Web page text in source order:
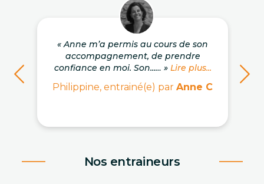
« Anne m’a permis au cours de son
accompagnement, de prendre
confiance en moi. Son...… » Lire plus...
Philippine, entrainé(e) par Anne C
Nos entraineurs